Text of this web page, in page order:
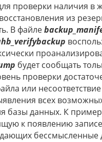
проверки наличия в
из
В файле
будет сообщать
проверки
или
всех
базы данных. К
к появлению
бессмысленные